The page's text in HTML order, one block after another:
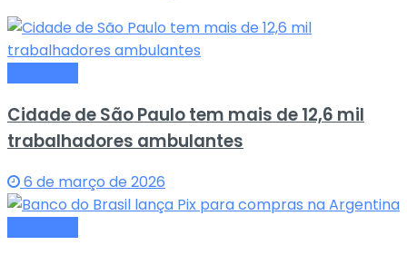
Cidade de São Paulo tem mais de 12,6 mil
trabalhadores ambulantes
6 de março de 2026